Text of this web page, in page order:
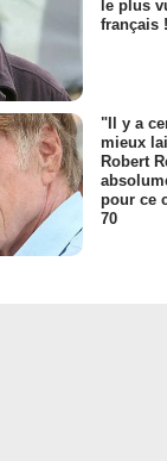
le plus
français !
"Il y a
mieux
Robert
pour ce
70